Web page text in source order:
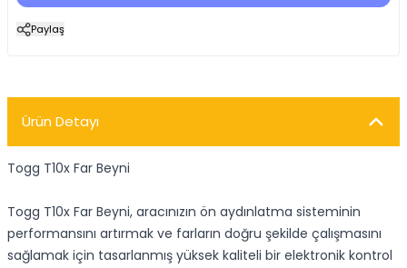
Paylaş
Ürün Detayı
Togg T10x Far Beyni
Togg T10x Far Beyni, aracınızın ön aydınlatma sisteminin
performansını artırmak ve farların doğru şekilde çalışmasını
sağlamak için tasarlanmış yüksek kaliteli bir elektronik kontrol